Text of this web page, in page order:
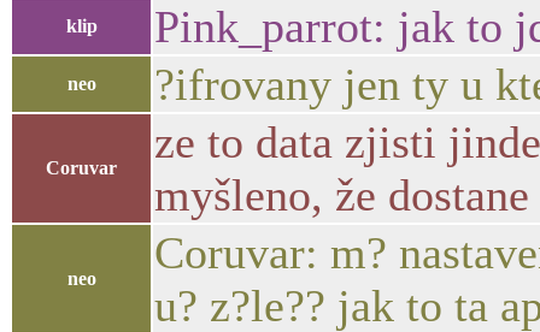
klip Pink_parrot: jak to
neo ?ifrovany jen ty u
Coruvar
ze to data zjisti
myšleno, že
neo
Coruvar: m?
u? z?le?? jak to ta